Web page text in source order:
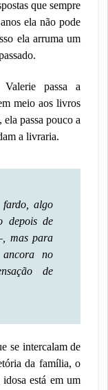
que sempre
ela não pode
ela arruma um
passa a
meio aos livros
passa pouco a
a livraria.
algo
depois de
mas para
no
de
se intercalam de
da família, o
está em um